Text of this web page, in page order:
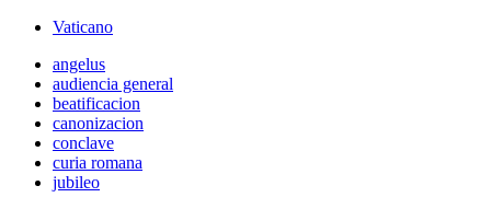
Vaticano
angelus
audiencia general
beatificacion
canonizacion
conclave
curia romana
jubileo